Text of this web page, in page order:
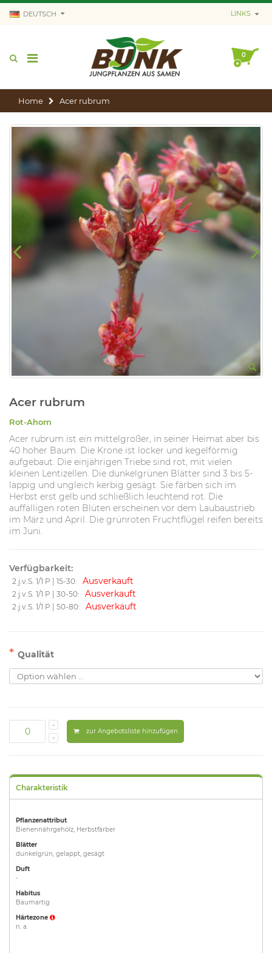
DEUTSCH LINKS
0
Home Acer rubrum
Acer rubrum
Rot-Ahorn
Acer rubrum ist ein mittelgroßer, in seiner Heimat aber bis
40 hoher Baum. Die Krone ist locker und kegelförmig
aufgebaut. Die einjährigen Triebe sind rot, mit vielen
kleinen Lentizellen. Die dunkelgrünen Blätter sind 3 bis 5-
lappig und ungleich kerbig gesägt. Sie färben sich im
Herbst erst gelb und schließlich leuchtend rot. Die
auffälligen roten Blüten erscheinen vor dem Laubaustrieb
im März und April. Die grünroten Fruchtflügel reifen bereits
im Juni.
Verfügbarkeit:
2 j.v.S. 1/1 P | 15-30: Ausverkauft
2 j.v.S. 1/1 P | 30-50: Ausverkauft
2 j.v.S. 1/1 P | 50-80: Ausverkauft
* Qualität
zur Angebotsliste hinzufügen
Charakteristik
Pflanzenattribut
Bienennährgehölz, Herbstfärber
Blätter
dunkelgrün, gelappt, gesägt
Duft
-
Habitus
Baumartig
Härtezone
n. a.